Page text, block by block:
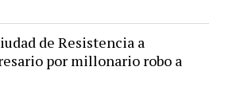
de Resistencia a
por millonario robo a